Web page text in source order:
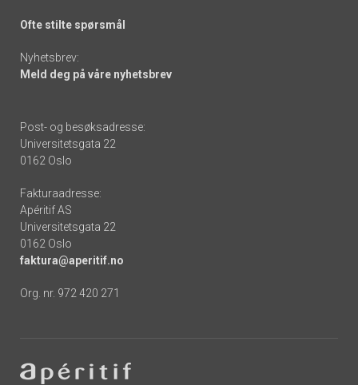
Ofte stilte spørsmål
Nyhetsbrev:
Meld deg på våre nyhetsbrev
Post- og besøksadresse:
Universitetsgata 22
0162 Oslo
Fakturaadresse:
Apéritif AS
Universitetsgata 22
0162 Oslo
faktura@aperitif.no
Org. nr. 972 420 271